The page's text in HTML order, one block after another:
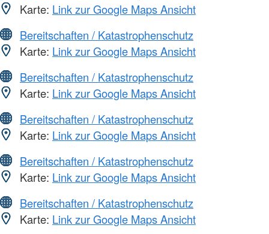
Karte: Link zur Google Maps Ansicht
Bereitschaften / Katastrophenschutz
Karte: Link zur Google Maps Ansicht
Bereitschaften / Katastrophenschutz
Karte: Link zur Google Maps Ansicht
Bereitschaften / Katastrophenschutz
Karte: Link zur Google Maps Ansicht
Bereitschaften / Katastrophenschutz
Karte: Link zur Google Maps Ansicht
Bereitschaften / Katastrophenschutz
Karte: Link zur Google Maps Ansicht